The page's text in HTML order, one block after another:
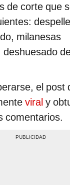
de corte que
milanesas
el post
viral y
comentarios.